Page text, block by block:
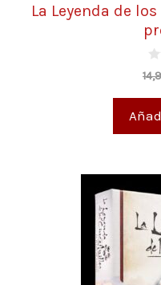
La Leyenda de
0
d